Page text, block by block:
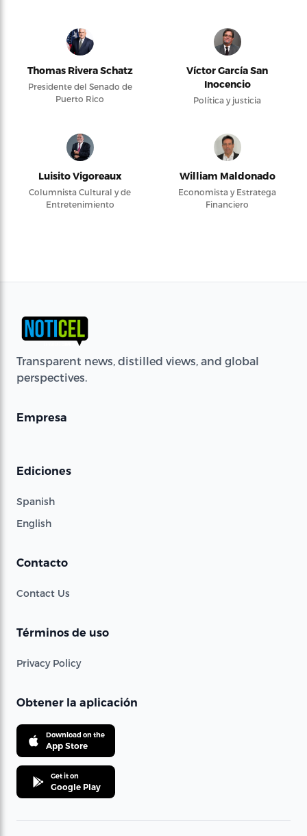
Thomas Rivera Schatz
Presidente del Senado de
Puerto Rico
Víctor García San
Inocencio
Política y justicia
Luisito Vigoreaux
Columnista Cultural y de
Entretenimiento
William Maldonado
Economista y Estratega
Financiero
Transparent news, distilled views, and global
perspectives.
Empresa
Ediciones
Spanish
English
Contacto
Contact Us
Términos de uso
Privacy Policy
Obtener la aplicación
Download on the
App Store
Get it on
Google Play